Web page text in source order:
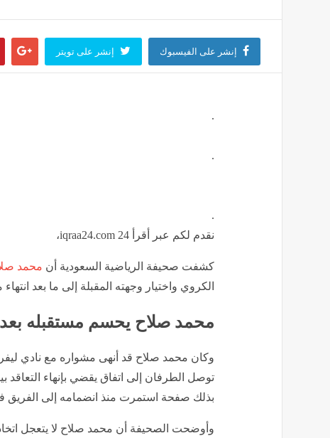
منذ 34 دقيقة
وسائل إعلام يمنية: قوات أنصار الله الحوثيين تقصف محيط معسكر العللة غرب
إنشر على الفيسبوك إنشر على تويتر
.
.
.
نقدم لكم عبر أقرأ 24 iqraa24.com،
كشفت صحيفة الرياضية السعودية أن محمد
الكروي واختيار وجهته المقبلة إلى ما بعد
محمد صلاح يحسم مستقبله بعد
وكان محمد صلاح قد أنهى مشواره مع نادي
بذلك صفحة استمرت منذ انضمامه إلى الفريق في
وأوضحت الصحيفة أن محمد صلاح لا يتعجل